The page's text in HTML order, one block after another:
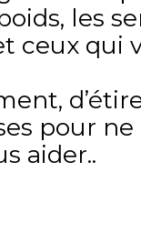
les
ceux qui
pour ne
aider..